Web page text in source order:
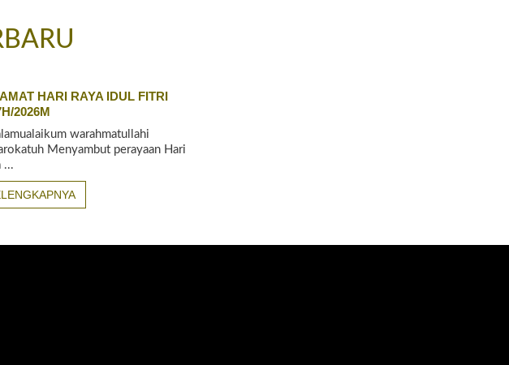
HARI RAYA IDUL FITRI
2026M
warahmatullahi
Menyambut perayaan Hari
...